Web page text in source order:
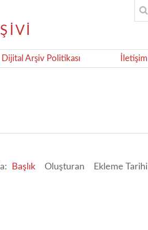
Dijital Arşiv Politikası İletişim
Başlık Oluşturan Ekleme Tarihi